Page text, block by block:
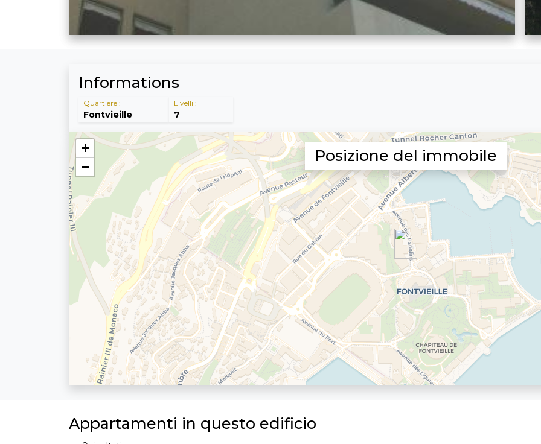
Informations
Quartiere :
Fontvieille
Livelli :
7
Posizione del immobile
Appartamenti in questo edificio